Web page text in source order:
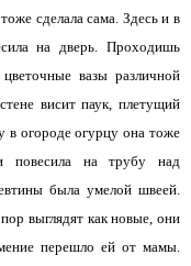
сделала сама. Здесь и в
на дверь. Проходишь
вазы различной
висит паук, плетущий
в огороде огурцу она тоже
повесила на трубу над
была умелой швеей.
выглядят как новые, они
перешло ей от мамы.